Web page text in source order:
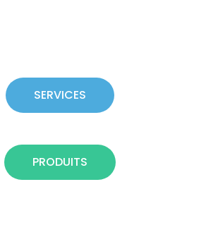
SERVICES
PRODUITS